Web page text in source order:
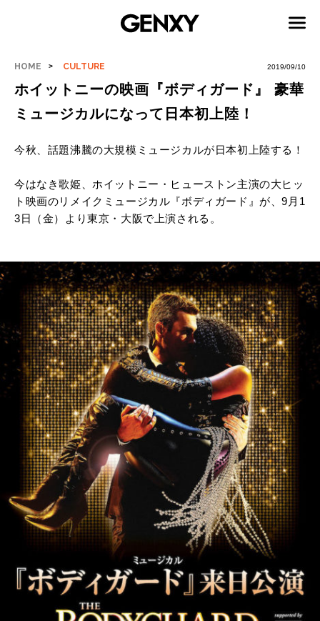
HOME CULTURE 2019/09/10
ホイットニーの映画『ボディガード』 豪華
ミュージカルになって日本初上陸！
今秋、話題沸騰の大規模ミュージカルが日本初上陸する！
今はなき歌姫、 ホイットニー・ヒューストン主演の大ヒッ
ト映画のリメイクミュージカル『ボディガード』が、9月1
3日（金）より東京・大阪で上演される。